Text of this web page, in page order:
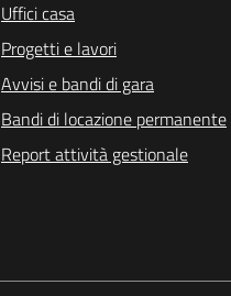
Uffici casa
Progetti e lavori
Avvisi e bandi di gara
Bandi di locazione permanente
Report attività gestionale